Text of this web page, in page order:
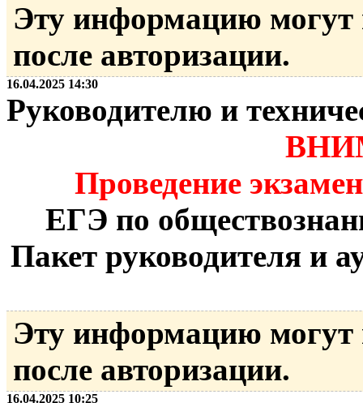
Эту информацию могут
после авторизации.
16.04.2025 14:30
Руководителю и
Проведение
ЕГЭ по
Пакет руководителя и
Эту информацию могут
после авторизации.
16.04.2025 10:25